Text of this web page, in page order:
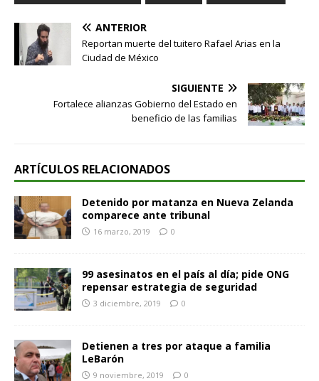
ANTERIOR
Reportan muerte del tuitero Rafael Arias en la
Ciudad de México
SIGUIENTE
Fortalece alianzas Gobierno del Estado en
beneficio de las familias
ARTÍCULOS RELACIONADOS
Detenido por matanza en Nueva Zelanda
comparece ante tribunal
16 marzo, 2019 0
99 asesinatos en el país al día; pide ONG
repensar estrategia de seguridad
3 diciembre, 2019 0
Detienen a tres por ataque a familia
LeBarón
9 noviembre, 2019 0